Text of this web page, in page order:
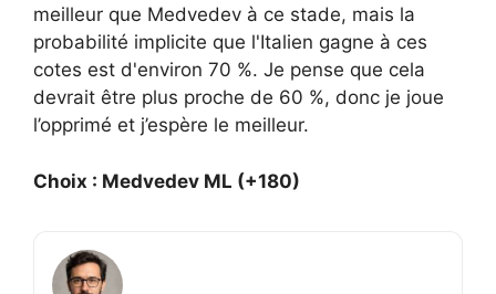
meilleur que Medvedev à ce stade, mais la
probabilité implicite que l'Italien gagne à ces
cotes est d'environ 70 %. Je pense que cela
devrait être plus proche de 60 %, donc je joue
l’opprimé et j’espère le meilleur.
Choix : Medvedev ML (+180)